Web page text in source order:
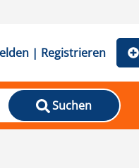
| Registrieren
Suchen